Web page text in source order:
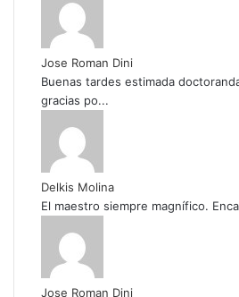
Jose Roman Dini
Buenas tardes estimada
gracias po...
Delkis Molina
El maestro siempre magnífico.
Jose Roman Dini